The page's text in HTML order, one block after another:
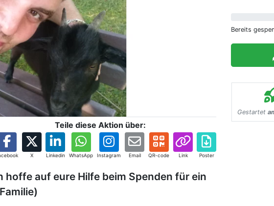
Teile diese Aktion über:
X Linkedin WhatsApp Instagram Email QR-code Link Poster
hoffe auf eure Hilfe beim Spenden für ein
Bereits
Gestartet